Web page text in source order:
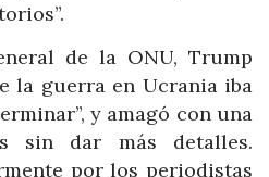
de la ONU, Trump
la guerra en Ucrania iba
y amagó con una
sin dar más detalles.
por los periodistas